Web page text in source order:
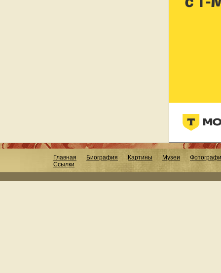
Главная Биография Картины Музеи
Ссылки